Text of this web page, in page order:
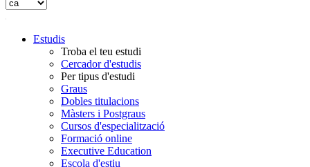
Estudis
Troba el teu estudi
Cercador d'estudis
Per tipus d'estudi
Graus
Dobles titulacions
Màsters i Postgraus
Cursos d'especialització
Formació online
Executive Education
Escola d'estiu